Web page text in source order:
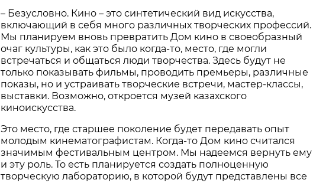
– Безусловно. Кино – это синтетический вид искусства,
включающий в себя много различных творческих профессий.
Мы планируем вновь превратить Дом кино в своеобразный
очаг культуры, как это было когда-то, место, где могли
встречаться и общаться люди творчества. Здесь будут не
только показывать фильмы, проводить премьеры, различные
показы, но и устраивать творческие встречи, мастер-классы,
выставки. Возможно, откроется музей казахского
киноискусства.
Это место, где старшее поколение будет передавать опыт
молодым кинематографистам. Когда-то Дом кино считался
значимым фестивальным центром. Мы надеемся вернуть ему
и эту роль. То есть планируется создать полноценную
творческую лабораторию, в которой будут представлены все